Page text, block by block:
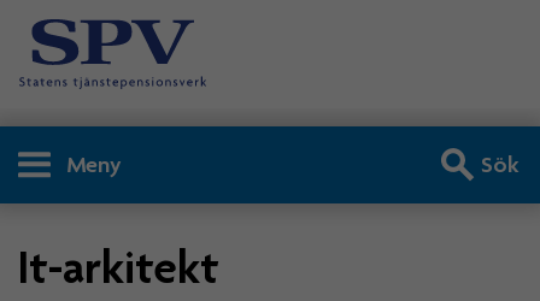
Meny Sök
It-arkitekt